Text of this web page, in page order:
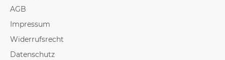
AGB
Impressum
Widerrufsrecht
Datenschutz